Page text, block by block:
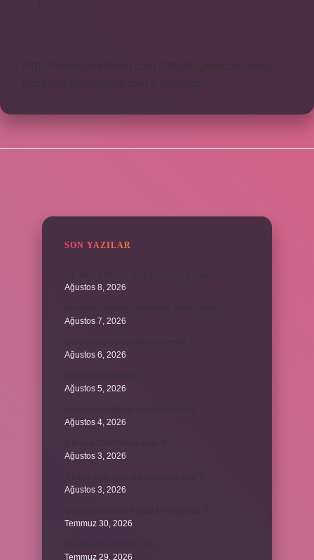
Için
https://www.seraforum.com
https://cigerricco.com.tr
https://yildirimmedya.com.tr Sitemap
SON YAZILAR
Ağustos 8, 2026
Ağustos 7, 2026
Ağustos 6, 2026
Ağustos 5, 2026
Ağustos 4, 2026
Ağustos 3, 2026
Ağustos 3, 2026
Temmuz 30, 2026
Temmuz 29, 2026